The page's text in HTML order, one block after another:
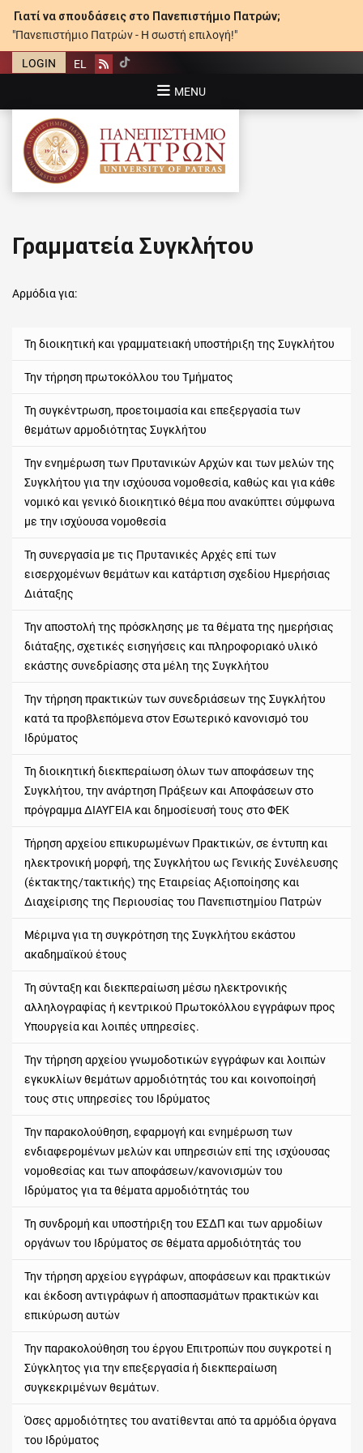
Γιατί να σπουδάσεις στο Πανεπιστήμιο Πατρών;
"Πανεπιστήμιο Πατρών - Η σωστή επιλογή!"
LOGIN EL Rss
MENU
ΠΑΝΕΠΙΣΤΉΜΙΟ ΠΑΤΡΏΝ
Γραμματεία Συγκλήτου
Αρμόδια για:
Τη διοικητική και γραμματειακή υποστήριξη της Συγκλήτου
Την τήρηση πρωτοκόλλου του Τμήματος
Τη συγκέντρωση, προετοιμασία και επεξεργασία των
θεμάτων αρμοδιότητας Συγκλήτου
Την ενημέρωση των Πρυτανικών Αρχών και των μελών της
Συγκλήτου για την ισχύουσα νομοθεσία, καθώς και για κάθε
νομικό και γενικό διοικητικό θέμα που ανακύπτει σύμφωνα
με την ισχύουσα νομοθεσία
Τη συνεργασία με τις Πρυτανικές Αρχές επί των
εισερχομένων θεμάτων και κατάρτιση σχεδίου Ημερήσιας
Διάταξης
Την αποστολή της πρόσκλησης με τα θέματα της ημερήσιας
διάταξης, σχετικές εισηγήσεις και πληροφοριακό υλικό
εκάστης συνεδρίασης στα μέλη της Συγκλήτου
Την τήρηση πρακτικών των συνεδριάσεων της Συγκλήτου
κατά τα προβλεπόμενα στον Εσωτερικό κανονισμό του
Ιδρύματος
Τη διοικητική διεκπεραίωση όλων των αποφάσεων της
Συγκλήτου, την ανάρτηση Πράξεων και Αποφάσεων στο
πρόγραμμα ΔΙΑΥΓΕΙΑ και δημοσίευσή τους στο ΦΕΚ
Τήρηση αρχείου επικυρωμένων Πρακτικών, σε έντυπη και
ηλεκτρονική μορφή, της Συγκλήτου ως Γενικής Συνέλευσης
(έκτακτης/τακτικής) της Εταιρείας Αξιοποίησης και
Διαχείρισης της Περιουσίας του Πανεπιστημίου Πατρών
Μέριμνα για τη συγκρότηση της Συγκλήτου εκάστου
ακαδημαϊκού έτους
Τη σύνταξη και διεκπεραίωση μέσω ηλεκτρονικής
αλληλογραφίας ή κεντρικού Πρωτοκόλλου εγγράφων προς
Υπουργεία και λοιπές υπηρεσίες.
Την τήρηση αρχείου γνωμοδοτικών εγγράφων και λοιπών
εγκυκλίων θεμάτων αρμοδιότητάς του και κοινοποίησή
τους στις υπηρεσίες του Ιδρύματος
Την παρακολούθηση, εφαρμογή και ενημέρωση των
ενδιαφερομένων μελών και υπηρεσιών επί της ισχύουσας
νομοθεσίας και των αποφάσεων/κανονισμών του
Ιδρύματος για τα θέματα αρμοδιότητάς του
Τη συνδρομή και υποστήριξη του ΕΣΔΠ και των αρμοδίων
οργάνων του Ιδρύματος σε θέματα αρμοδιότητάς του
Την τήρηση αρχείου εγγράφων, αποφάσεων και πρακτικών
και έκδοση αντιγράφων ή αποσπασμάτων πρακτικών και
επικύρωση αυτών
Την παρακολούθηση του έργου Επιτροπών που συγκροτεί η
Σύγκλητος για την επεξεργασία ή διεκπεραίωση
συγκεκριμένων θεμάτων.
Όσες αρμοδιότητες του ανατίθενται από τα αρμόδια όργανα
του Ιδρύματος